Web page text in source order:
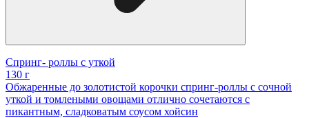
Спринг- роллы с уткой
130 г
Обжаренные до золотистой корочки спринг-роллы с сочной
уткой и томлеными овощами отлично сочетаются с
пикантным, сладковатым соусом хойсин